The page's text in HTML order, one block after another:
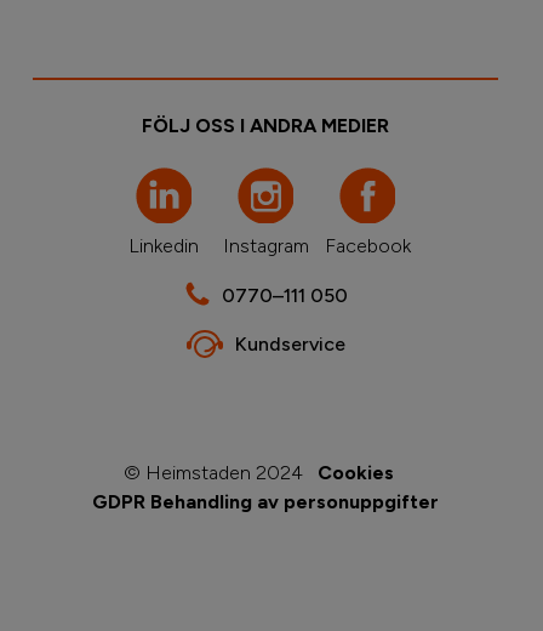
FÖLJ OSS I ANDRA MEDIER
Linkedin Instagram Facebook
0770–111 050
Kundservice
© Heimstaden 2024
Cookies
GDPR Behandling av personuppgifter